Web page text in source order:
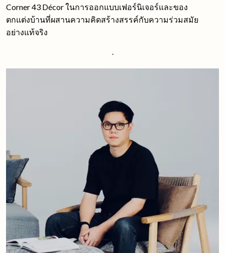
Corner 43 Décor ในการออกแบบเฟอร์นิเจอร์และของ
ตกแต่งบ้านที่ผสานความคิดสร้างสรรค์กับความร่วมสมัย
อย่างแท้จริง
.